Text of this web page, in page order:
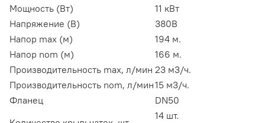
Мощность (Вт)
11 кВт
Напряжение (В)
380В
Напор max (м)
194 м.
Напор nom (м)
166 м.
Производительность max, л/мин 23 м3/ч.
Производительность nom, л/мин15 м3/ч.
Фланец
DN50
14 шт.